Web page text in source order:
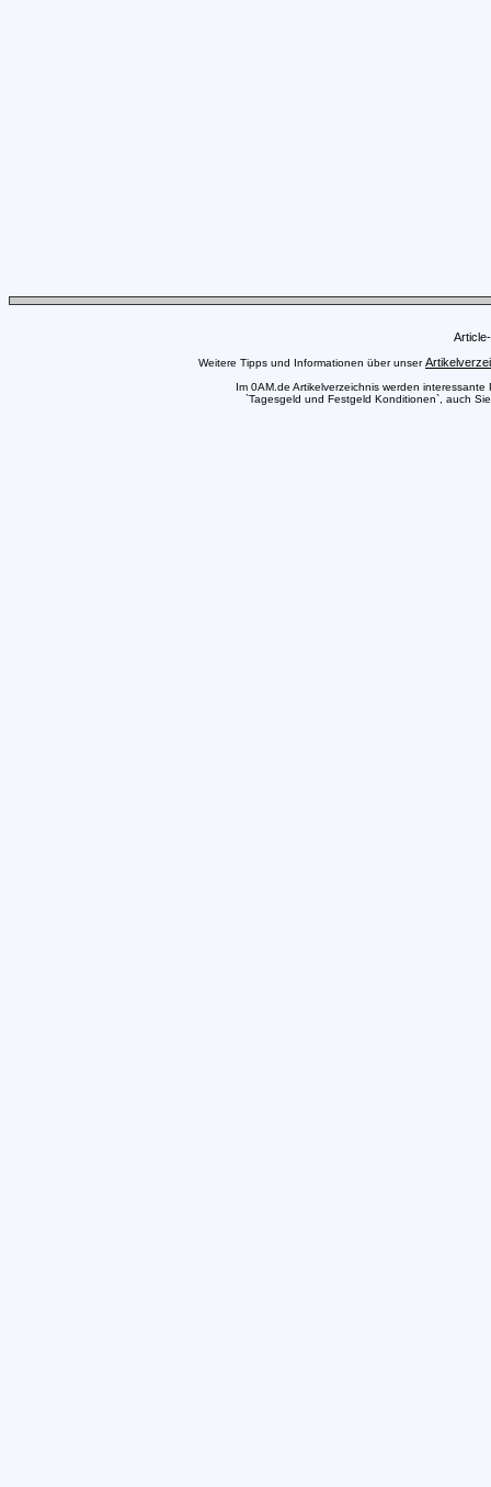
Weitere Tipps und Informationen über unser
Im 0AM.de Artikelverzeichnis werden
`Tagesgeld und Festgeld Konditionen`, auch